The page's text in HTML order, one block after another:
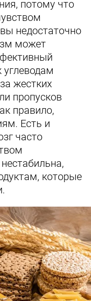
потому что
недостаточно
может
углеводам
жестких
пропусков
правило,
Есть и
часто
которые